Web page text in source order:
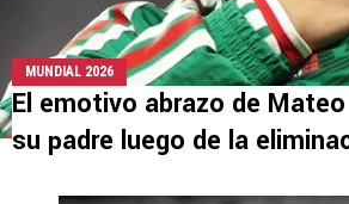
MUNDIAL 2026
El emotivo abrazo de
su padre luego de la